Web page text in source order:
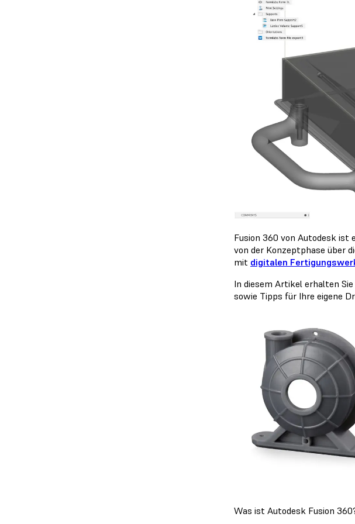
Fusion 360 von Autodesk ist
von der Konzeptphase über
mit digitalen
In diesem Artikel erhalten
sowie Tipps für Ihre eigene
Was ist Autodesk Fusion